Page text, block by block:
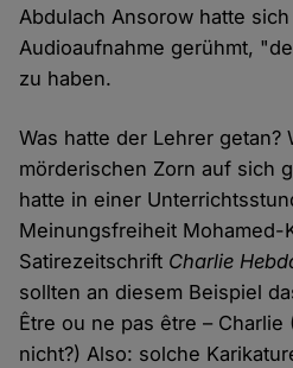
Abdulach Ansorow hatte
Audioaufnahme gerühmt,
zu haben.
Was hatte der Lehrer getan?
mörderischen Zorn auf sich
hatte in einer
Meinungsfreiheit Mohamed-
Satirezeitschrift Charlie
sollten an diesem Beispiel
Être ou ne pas être –
nicht?) Also: solche